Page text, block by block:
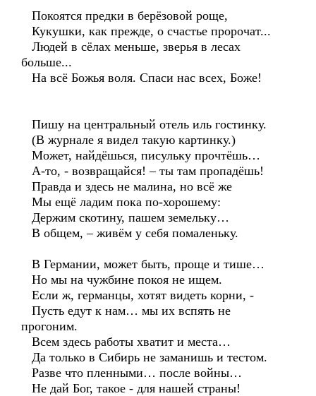
Покоятся предки в берёзовой роще,
Кукушки, как прежде, о счастье пророчат...
Людей в сёлах меньше, зверья в лесах
больше...
На всё Божья воля. Спаси нас всех, Боже!
Пишу на центральный отель иль гостинку.
(В журнале я видел такую картинку.)
Может, найдёшься, писульку прочтёшь…
А-то, - возвращайся! – ты там пропадёшь!
Правда и здесь не малина, но всё же
Мы ещё ладим пока по-хорошему:
Держим скотину, пашем земельку…
В общем, – живём у себя помаленьку.
В Германии, может быть, проще и тише…
Но мы на чужбине покоя не ищем.
Если ж, германцы, хотят видеть корни, -
Пусть едут к нам… мы их вспять не
прогоним.
Всем здесь работы хватит и места…
Да только в Сибирь не заманишь и тестом.
Разве что пленными… после войны…
Не дай Бог, такое - для нашей страны!